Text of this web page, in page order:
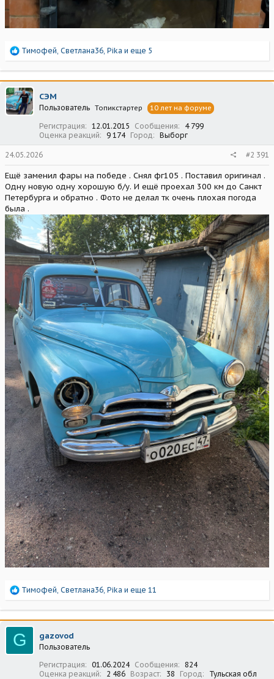
Р
а
к
ц
и
и
Тимофей Светлана36 Pika и еще 5
СЭМ
Пользователь Топикстартер 10 лет на форуме
Регистрация 12.01.2015 Сообщения
4 799
Оценка реакций
9 174 Город Выборг
24.05.2026 #2 391
Ещё заменил фары на победе . Снял фг105 . Поставил оригинал .
Одну новую одну хорошую б/у. И ещё проехал 300 км до Санкт
Петербурга и обратно . Фото не делал тк очень плохая погода
была .
Р
а
к
ц
и
и
Тимофей Светлана36 Pika и еще 11
G gazovod
Пользователь
Регистрация
01.06.2024 Сообщения
824
Оценка реакций
2 486 Возраст 38 Город Тульская обл